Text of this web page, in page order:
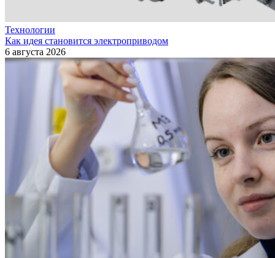
Технологии
Как идея становится электроприводом
6 августа 2026